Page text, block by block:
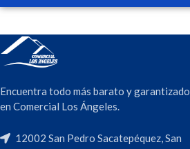
Encuentra todo más barato y garantizado
en Comercial Los Ángeles.
12002 San Pedro Sacatepéquez, San